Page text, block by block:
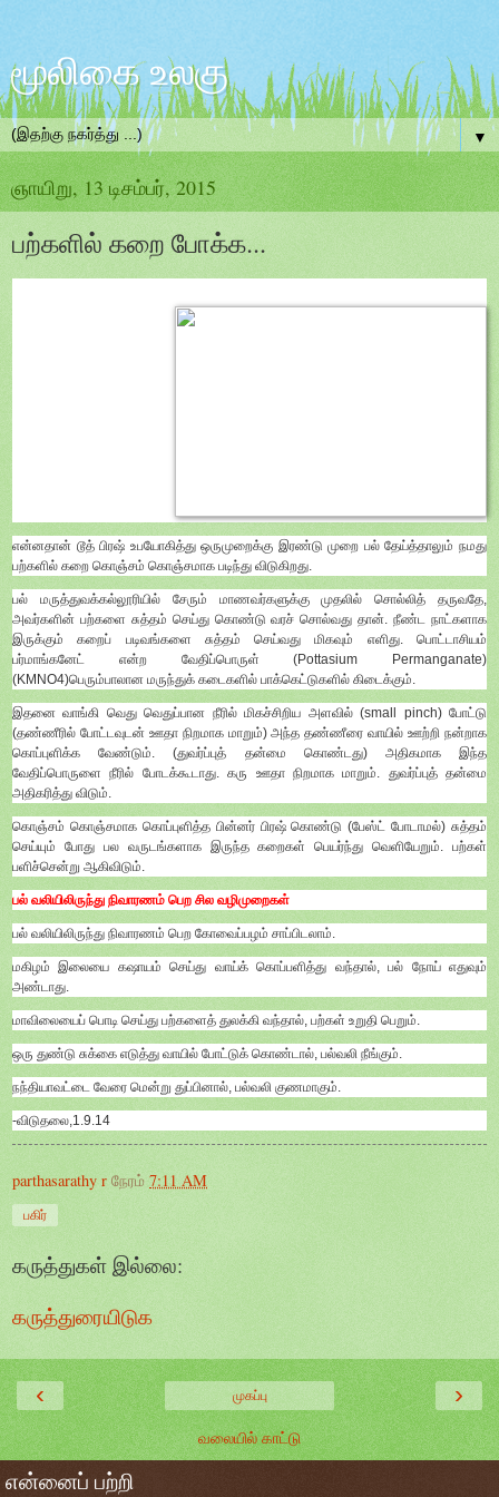
மூலிகை உலகு
▼
ஞாயிறு, 13 டிசம்பர், 2015
பற்களில் கறை போக்க...
என்னதான் டூத் பிரஷ் உபயோகித்து ஒருமுறைக்கு இரண்டு முறை பல் தேய்த்தாலும் நமது
பற்களில் கறை கொஞ்சம் கொஞ்சமாக படிந்து விடுகிறது.
பல் மருத்துவக்கல்லூரியில் சேரும் மாணவர்களுக்கு முதலில் சொல்லித் தருவதே,
அவர்களின் பற்களை சுத்தம் செய்து கொண்டு வரச் சொல்வது தான். நீண்ட நாட்களாக
இருக்கும் கறைப் படிவங்களை சுத்தம் செய்வது மிகவும் எளிது. பொட்டாசியம்
பர்மாங்கனேட் என்ற வேதிப்பொருள் (Pottasium Permanganate)
(KMNO4)பெரும்பாலான மருந்துக் கடைகளில் பாக்கெட்டுகளில் கிடைக்கும்.
இதனை வாங்கி வெது வெதுப்பான நீரில் மிகச்சிறிய அளவில் (small pinch) போட்டு
(தண்ணீரில் போட்டவுடன் ஊதா நிறமாக மாறும்) அந்த தண்ணீரை வாயில் ஊற்றி நன்றாக
கொப்புளிக்க வேண்டும். (துவர்ப்புத் தன்மை கொண்டது) அதிகமாக இந்த
வேதிப்பொருளை நீரில் போடக்கூடாது. கரு ஊதா நிறமாக மாறும். துவர்ப்புத் தன்மை
அதிகரித்து விடும்.
கொஞ்சம் கொஞ்சமாக கொப்புளித்த பின்னர் பிரஷ் கொண்டு (பேஸ்ட் போடாமல்) சுத்தம்
செய்யும் போது பல வருடங்களாக இருந்த கறைகள் பெயர்ந்து வெளியேறும். பற்கள்
பளிச்சென்று ஆகிவிடும்.
பல் வலியிலிருந்து நிவாரணம் பெற சில வழிமுறைகள்
பல் வலியிலிருந்து நிவாரணம் பெற கோவைப்பழம் சாப்பிடலாம்.
மகிழம் இலையை கஷாயம் செய்து வாய்க் கொப்பளித்து வந்தால், பல் நோய் எதுவும்
அண்டாது.
மாவிலையைப் பொடி செய்து பற்களைத் துலக்கி வந்தால், பற்கள் உறுதி பெறும்.
ஒரு துண்டு சுக்கை எடுத்து வாயில் போட்டுக் கொண்டால், பல்வலி நீங்கும்.
நந்தியாவட்டை வேரை மென்று துப்பினால், பல்வலி குணமாகும்.
-விடுதலை,1.9.14
parthasarathy r நேரம் 7:11 AM
பகிர்
கருத்துகள் இல்லை:
கருத்துரையிடுக
‹ ›
முகப்பு
வலையில் காட்டு
என்னைப் பற்றி